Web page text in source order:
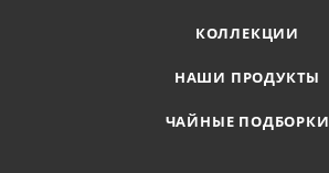
КОЛЛЕКЦИИ
НАШИ ПРОДУКТЫ
ЧАЙНЫЕ ПОДБОРКИ